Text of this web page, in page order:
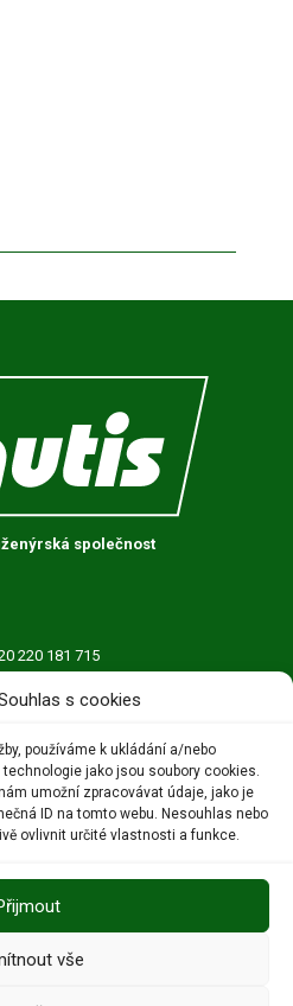
s cookies
používáme k ukládání a/nebo
jako jsou soubory cookies.
umožní zpracovávat údaje, jako je
ID na tomto webu. Nesouhlas nebo
ovlivnit určité vlastnosti a funkce.
vše
společnost
220 181 715
676/3
6 – Dejvice